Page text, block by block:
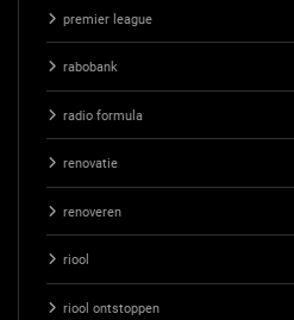
premier league
rabobank
radio formula
renovatie
renoveren
riool
riool ontstoppen